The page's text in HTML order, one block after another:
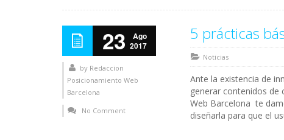
23
Ago
2017
by Redaccion
Posicionamiento Web
Barcelona
No Comment
5 prácticas
Noticias
Ante la existencia de
generar contenidos de
Web Barcelona te
diseñarla para que el